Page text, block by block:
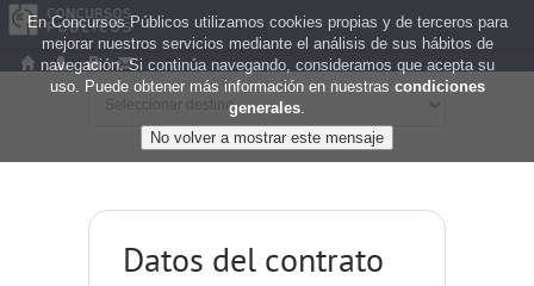
Datos del contrato
En Concursos Públicos utilizamos cookies propias y de terceros para
mejorar nuestros servicios mediante el análisis de sus hábitos de
navegación. Si continúa navegando, consideramos que acepta su
uso. Puede obtener más información en nuestras condiciones
generales.